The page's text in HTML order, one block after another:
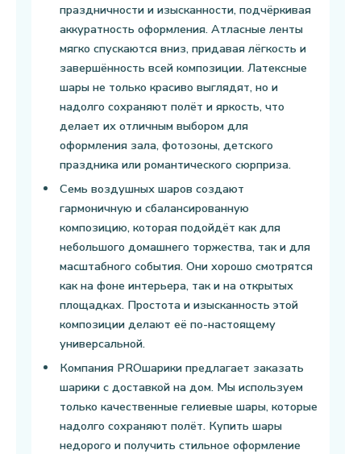
праздничности и изысканности, подчёркивая
аккуратность оформления. Атласные ленты
мягко спускаются вниз, придавая лёгкость и
завершённость всей композиции. Латексные
шары не только красиво выглядят, но и
надолго сохраняют полёт и яркость, что
делает их отличным выбором для
оформления зала, фотозоны, детского
праздника или романтического сюрприза.
Семь воздушных шаров создают
гармоничную и сбалансированную
композицию, которая подойдёт как для
небольшого домашнего торжества, так и для
масштабного события. Они хорошо смотрятся
как на фоне интерьера, так и на открытых
площадках. Простота и изысканность этой
композиции делают её по-настоящему
универсальной.
Компания PROшарики предлагает заказать
шарики с доставкой на дом. Мы используем
только качественные гелиевые шары, которые
надолго сохраняют полёт. Купить шары
недорого и получить стильное оформление